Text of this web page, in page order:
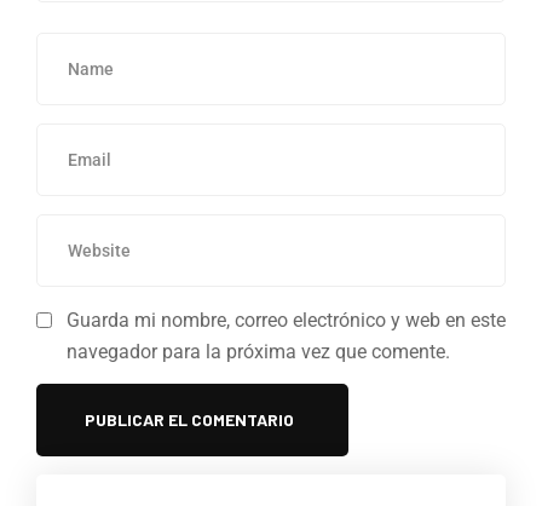
Guarda mi nombre, correo electrónico y web en este
navegador para la próxima vez que comente.